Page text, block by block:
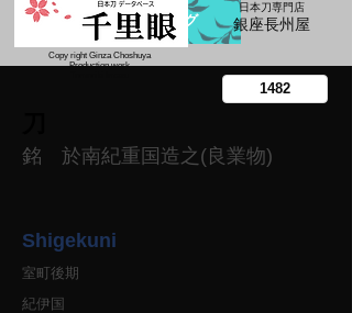
ブログ
日本刀専門店
​銀座長州屋
Copy right Ginza Choshuya
Production work
銘 於南紀重国造之(良業物)
Shigekuni
室町後期
紀伊国